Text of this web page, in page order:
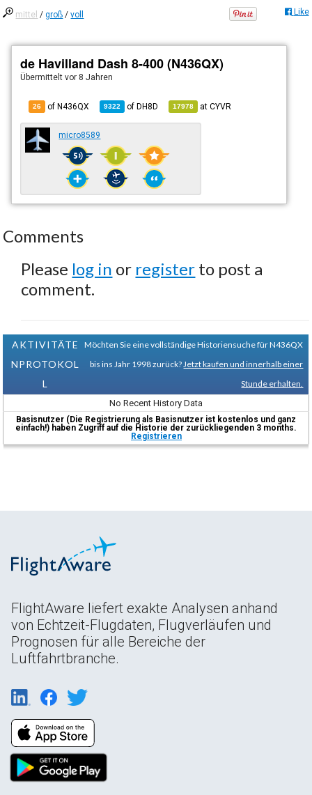
mittel /groß /voll Like
de Havilland Dash 8-400 (N436QX)
Übermitteltvor 8 Jahren
26 of N436QX 9322 ofDH8D 17978 atCYVR
micro8589
Comments
Please log in or register to post a
comment.
AKTIVITÄTE
NPROTOKOL
L
Möchten Sie eine vollständige Historiensuche für N436QX
bis ins Jahr 1998 zurück? Jetzt kaufen und innerhalb einer
Stunde erhalten.
No Recent History Data
Basisnutzer (Die Registrierung als Basisnutzer ist kostenlos und ganz
einfach!) haben Zugriff auf die Historie der zurückliegenden 3 months.
Registrieren
FlightAware liefert exakte Analysen anhand
von Echtzeit-Flugdaten, Flugverläufen und
Prognosen für alle Bereiche der
Luftfahrtbranche.